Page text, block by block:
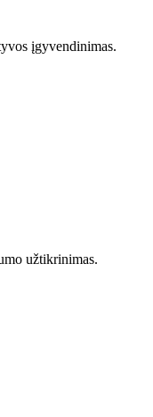
įgyvendinimas.
užtikrinimas.